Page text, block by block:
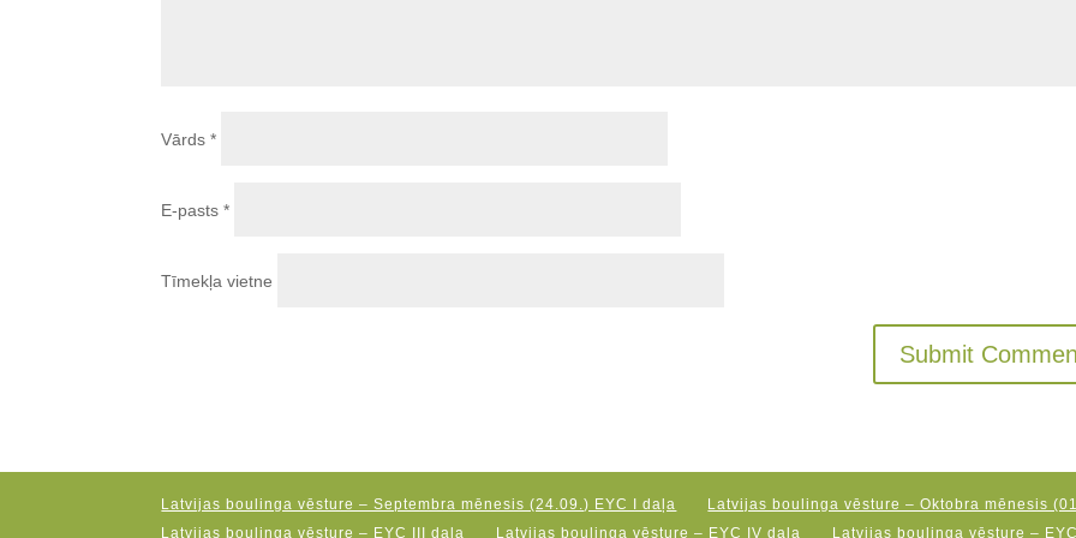
Vārds*
E-pasts*
Tīmekļa vietne
Latvijas boulinga vēsture – Septembra mēnesis (24.09.) EYC I daļa
Latvijas boulinga vēsture – Oktobra mēnesis
Latvijas boulinga vēsture – EYC III daļa
Latvijas boulinga vēsture – EYC IV daļa Latvijas boulinga vēsture –